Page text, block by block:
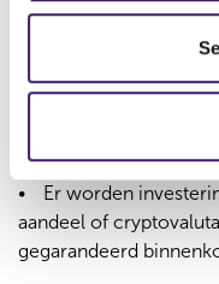
Mensen worden
link toegevoegd aan
doen dit nooit
Er worden
aandeel of
gegarandeerd